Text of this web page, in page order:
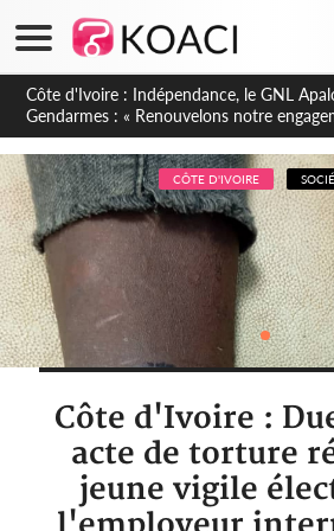
Sierra Leone : Un projet de réforme
gestation, points clés des amendements,
CÔTE D'IVOIRE
Côte d'Ivoire :
acte de torture
jeune vigile